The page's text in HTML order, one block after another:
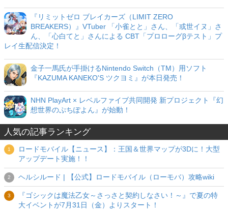
『リミットゼロ ブレイカーズ（LIMIT ZERO
BREAKERS）』VTuber 「小雀とと」さん、「或世イヌ」さ
ん、「心白てと」さんによる CBT「プロローグβテスト」プ
レイ生配信決定！
金子一馬氏が手掛けるNintendo Switch（TM）用ソフト
『KAZUMA KANEKO'S ツクヨミ』が本日発売！
NHN PlayArt × レベルファイブ共同開発 新プロジェクト『幻
想世界のぷちぽよん』が始動！
人気の記事ランキング
ロードモバイル【ニュース】：王国＆世界マップが3Dに！大型
アップデート実施！！
ヘルシルード | 【公式】ロードモバイル（ローモバ）攻略wiki
『ゴシックは魔法乙女～さっさと契約しなさい！～』で夏の特
大イベントが7月31日（金）よりスタート！